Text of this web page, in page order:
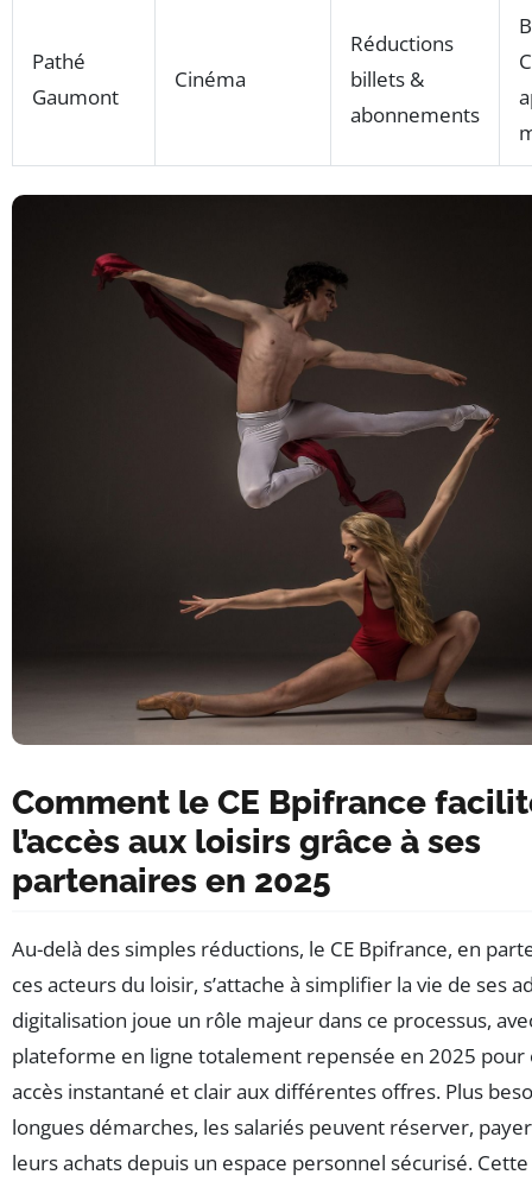
Pathé
Gaumont
Cinéma
Réductions
billets &
abonnements
Comment le CE Bpifrance
l’accès aux loisirs grâce à ses
partenaires en 2025
Au-delà des simples réductions, le CE Bpifrance, en
ces acteurs du loisir, s’attache à simplifier la vie de ses
digitalisation joue un rôle majeur dans ce processus,
plateforme en ligne totalement repensée en 2025
accès instantané et clair aux différentes offres. Plus
longues démarches, les salariés peuvent réserver,
leurs achats depuis un espace personnel sécurisé.